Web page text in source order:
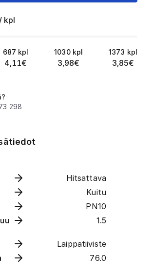
/ kpl
687 kpl
4,11€
1030 kpl
3,98€
1373 kpl
3,85€
298
Hitsattava
Kuitu
PN10
1.5
Laippatiiviste
76.0